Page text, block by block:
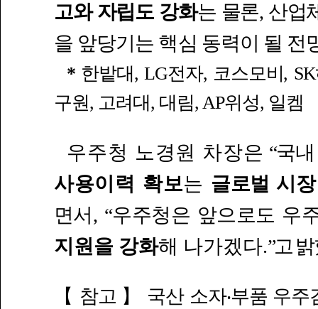
고와 자립도 강화는 물론, 산업
을 앞당기는 핵심 동력이 될 전
*한밭대, LG전자, 코스모비,
구원, 고려대, 대림, AP위성, 일켐
우주청 노경원 차장은 “국
사용이력 확보는 글로벌 시
면서, “우주청은 앞으로도 우
지원을 강화해 나가겠다.”고
【 참고 】 국산 소자‧부품 우